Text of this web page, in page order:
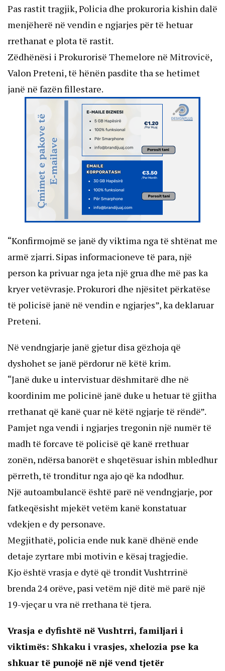
Pas rastit tragjik, Policia dhe prokuroria kishin dalë
menjëherë në vendin e ngjarjes për të hetuar
rrethanat e plota të rastit.
Zëdhënësi i Prokurorisë Themelore në Mitrovicë,
Valon Preteni, të hënën pasdite tha se hetimet
janë në fazën fillestare.
“Konfirmojmë se janë dy viktima nga të shtënat me
armë zjarri. Sipas informacioneve të para, një
person ka privuar nga jeta një grua dhe më pas ka
kryer vetëvrasje. Prokurori dhe njësitet përkatëse
të policisë janë në vendin e ngjarjes”, ka deklaruar
Preteni.
Në vendngjarje janë gjetur disa gëzhoja që
dyshohet se janë përdorur në këtë krim.
“Janë duke u intervistuar dëshmitarë dhe në
koordinim me policinë janë duke u hetuar të gjitha
rrethanat që kanë çuar në këtë ngjarje të rëndë”.
Pamjet nga vendi i ngjarjes tregonin një numër të
madh të forcave të policisë që kanë rrethuar
zonën, ndërsa banorët e shqetësuar ishin mbledhur
përreth, të tronditur nga ajo që ka ndodhur.
Një autoambulancë është parë në vendngjarje, por
fatkeqësisht mjekët vetëm kanë konstatuar
vdekjen e dy personave.
Megjithatë, policia ende nuk kanë dhënë ende
detaje zyrtare mbi motivin e kësaj tragjedie.
Kjo është vrasja e dytë që trondit Vushtrrinë
brenda 24 orëve, pasi vetëm një ditë më parë një
19-vjeçar u vra në rrethana të tjera.
Vrasja e dyfishtë në Vushtrri, familjari i
viktimës: Shkaku i vrasjes, xhelozia pse ka
shkuar të punojë në një vend tjetër